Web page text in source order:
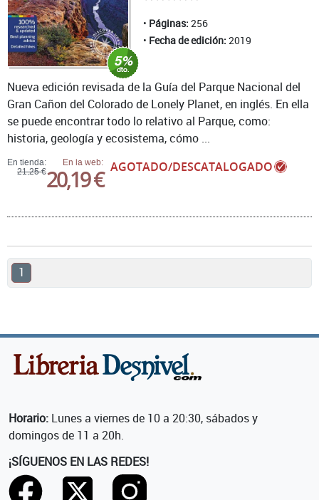
Páginas: 256
Fecha de edición: 2019
En tienda:
21,25 €
En la web:
20,19 € AGOTADO/DESCATALOGADO
Nueva edición revisada de la Guía del Parque Nacional del
Gran Cañon del Colorado de Lonely Planet, en inglés. En ella
se puede encontrar todo lo relativo al Parque, como:
historia, geología y ecosistema, cómo ...
1
Horario: Lunes a viernes de 10 a 20:30, sábados y
domingos de 11 a 20h.
¡SÍGUENOS EN LAS REDES!